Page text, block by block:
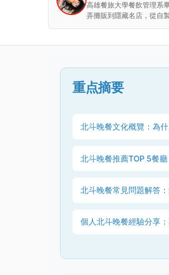
高雄餐旅大學餐飲管理系
弄攤販到隱藏名店，從自
重点摘要
北斗晚餐文化概覽：為
北斗晚餐推薦TOP 5餐
北斗晚餐常見問題解答
個人北斗晚餐經驗分享